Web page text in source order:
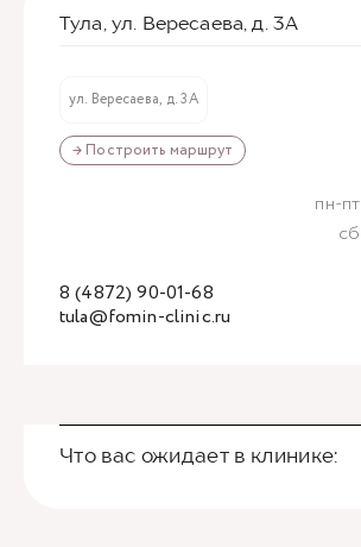
Тула, ул. Вересаева, д. 3А
ул. Вересаева, д. 3А
→ Построить маршрут
tula@fomin-clinic.ru
8 (4872) 90-01-68
пн-пт
сб
Что вас ожидает в клинике: